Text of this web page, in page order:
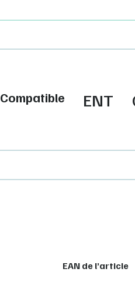
Compatible ENT
EAN de l’article